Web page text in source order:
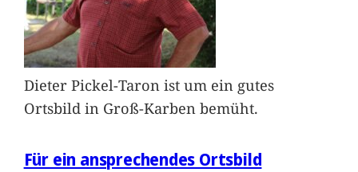
Dieter Pickel-Taron ist um ein gutes
Ortsbild in Groß-Karben bemüht.
Für ein ansprechendes Ortsbild